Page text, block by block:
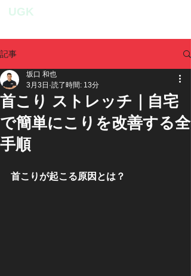
UGK
記事
首こり ストレッチ｜自宅
で簡単にこりを改善する全
手順
坂口 和也
3月3日 読了時間: 13分
首こりが起こる原因とは？